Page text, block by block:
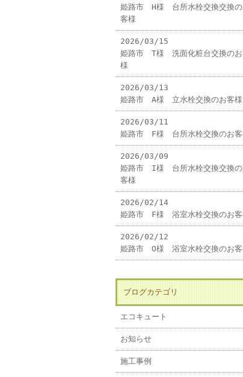
姫路市 H様 台所水栓交換交換の
客様
2026/03/15
姫路市 T様 洗面化粧台交換のお
様
2026/03/13
姫路市 A様 立水栓交換のお客様
2026/03/11
姫路市 F様 台所水栓交換のお客
2026/03/09
姫路市 I様 台所水栓交換交換の
客様
2026/02/14
姫路市 F様 浴室水栓交換のお客
2026/02/12
姫路市 O様 浴室水栓交換のお客
ブログカテゴリ
エコキュート
お知らせ
施工事例